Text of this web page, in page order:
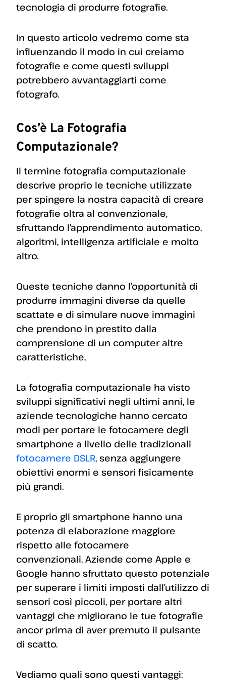
tecnologia di produrre fotografie.
In questo articolo vedremo come sta
influenzando il modo in cui creiamo
fotografie e come questi sviluppi
potrebbero avvantaggiarti come
fotografo.
Cos’è La Fotografia
Computazionale?
Il termine fotografia computazionale
descrive proprio le tecniche utilizzate
per spingere la nostra capacità di creare
fotografie oltra al convenzionale,
sfruttando l’apprendimento automatico,
algoritmi, intelligenza artificiale e molto
altro.
Queste tecniche danno l’opportunità di
produrre immagini diverse da quelle
scattate e di simulare nuove immagini
che prendono in prestito dalla
comprensione di un computer altre
caratteristiche,
La fotografia computazionale ha visto
sviluppi significativi negli ultimi anni, le
aziende tecnologiche hanno cercato
modi per portare le fotocamere degli
smartphone a livello delle tradizionali
fotocamere DSLR, senza aggiungere
obiettivi enormi e sensori fisicamente
più grandi.
E proprio gli smartphone hanno una
potenza di elaborazione maggiore
rispetto alle fotocamere
convenzionali. Aziende come Apple e
Google hanno sfruttato questo potenziale
per superare i limiti imposti dall’utilizzo di
sensori così piccoli, per portare altri
vantaggi che migliorano le tue fotografie
ancor prima di aver premuto il pulsante
di scatto.
Vediamo quali sono questi vantaggi: